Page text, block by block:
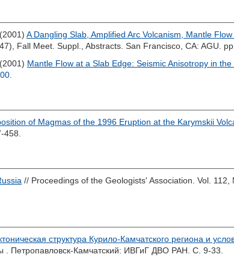
(2001) A Dangling Slab, Amplified Arc Volcanism, Mantle
Fall Meet. Suppl., Abstracts. San Francisco, CA: AGU.
(2001) Mantle Flow at a Slab Edge: Seismic Anisotropy in
of Magmas of the 1996 Eruption at the Karymskii
// Proceedings of the Geologists' Association. Vol. 112,
структура Курило-Камчатского региона и
. Петропавловск-Камчатский: ИВГиГ ДВО РАН. С. 9-33.